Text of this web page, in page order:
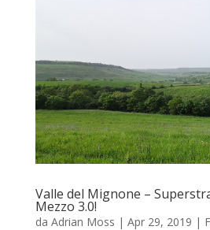
Valle del Mignone –
Mezzo 3.0!
da Adrian Moss | Apr 29, 2019 |